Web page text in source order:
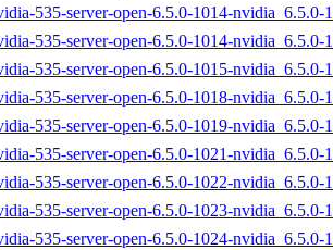
535-server-open-6.5.0-1014-nvidia_6.5.0-
535-server-open-6.5.0-1014-nvidia_6.5.0-
535-server-open-6.5.0-1015-nvidia_6.5.0-
535-server-open-6.5.0-1018-nvidia_6.5.0-
535-server-open-6.5.0-1019-nvidia_6.5.0-
535-server-open-6.5.0-1021-nvidia_6.5.0-
535-server-open-6.5.0-1022-nvidia_6.5.0-
535-server-open-6.5.0-1023-nvidia_6.5.0-
535-server-open-6.5.0-1024-nvidia_6.5.0-